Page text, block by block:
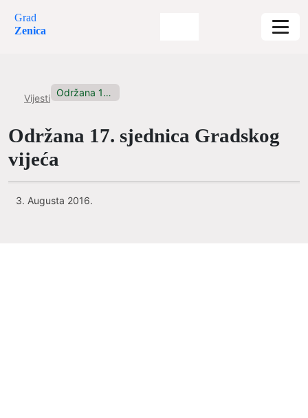
Grad
Zenica
Vijesti Održana 17. sjednica Gradskog vijeća
Održana 17. sjednica Gradskog
vijeća
3. Augusta 2016.